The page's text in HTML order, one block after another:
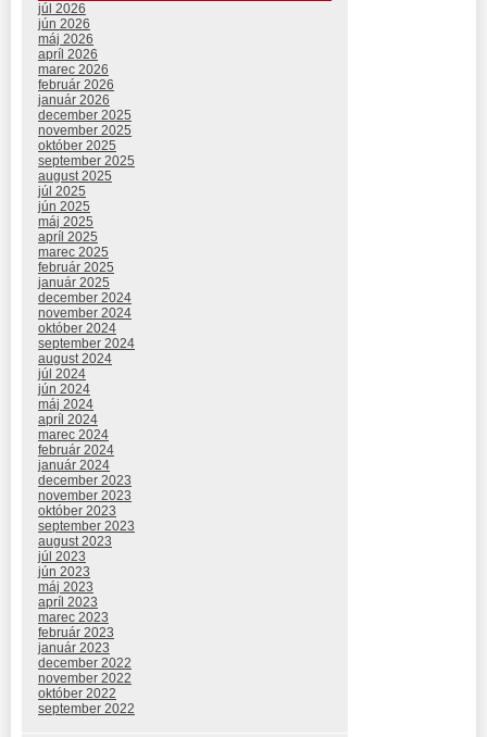
júl 2026
jún 2026
máj 2026
apríl 2026
marec 2026
február 2026
január 2026
december 2025
november 2025
október 2025
september 2025
august 2025
júl 2025
jún 2025
máj 2025
apríl 2025
marec 2025
február 2025
január 2025
december 2024
november 2024
október 2024
september 2024
august 2024
júl 2024
jún 2024
máj 2024
apríl 2024
marec 2024
február 2024
január 2024
december 2023
november 2023
október 2023
september 2023
august 2023
júl 2023
jún 2023
máj 2023
apríl 2023
marec 2023
február 2023
január 2023
december 2022
november 2022
október 2022
september 2022